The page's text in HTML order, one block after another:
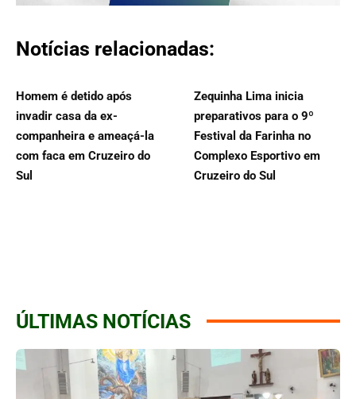
Notícias relacionadas:
Homem é detido após
invadir casa da ex-
companheira e ameaçá-la
com faca em Cruzeiro do
Sul
Zequinha Lima inicia
preparativos para o 9º
Festival da Farinha no
Complexo Esportivo em
Cruzeiro do Sul
ÚLTIMAS NOTÍCIAS